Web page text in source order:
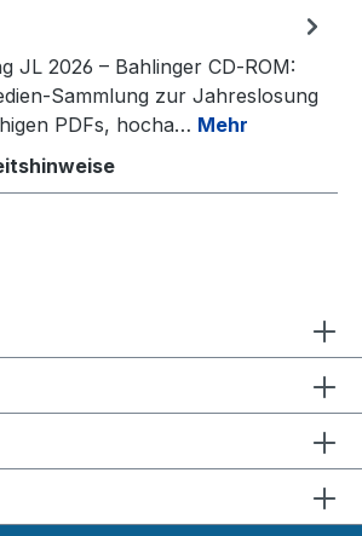
JL 2026 – Bahlinger CD‑ROM:
zur Jahreslosung
PDFs, hocha… Mehr